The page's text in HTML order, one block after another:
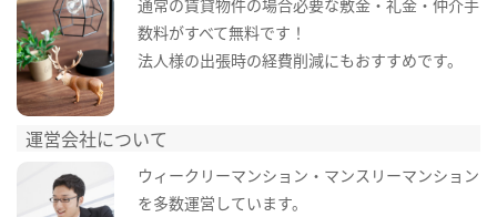
通常の賃貸物件の場合必要な敷金・礼金・仲介手
数料がすべて無料です！
法人様の出張時の経費削減にもおすすめです。
運営会社について
ウィークリーマンション・マンスリーマンション
を多数運営しています。